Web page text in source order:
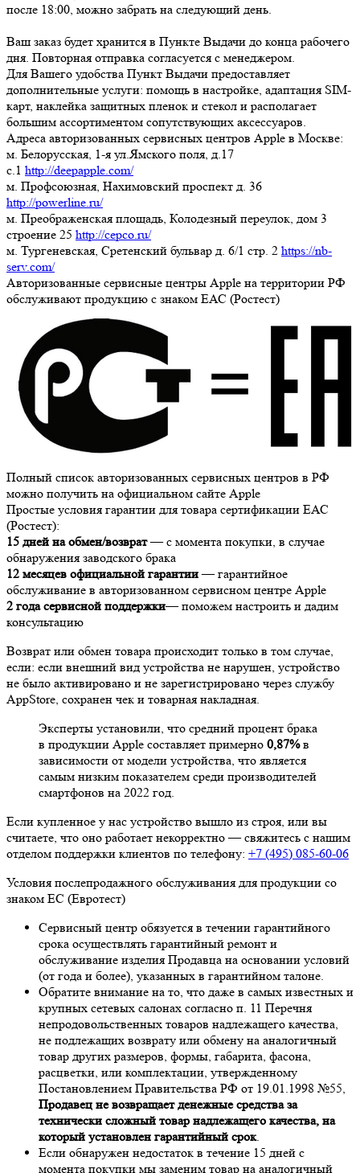
после 18:00, можно забрать на следующий день.
Ваш заказ будет хранится в Пункте Выдачи до конца рабочего
дня. Повторная отправка согласуется с менеджером.
Для Вашего удобства Пункт Выдачи предоставляет
дополнительные услуги: помощь в настройке, адаптация SIM-
карт, наклейка защитных пленок и стекол и располагает
большим ассортиментом сопутствующих аксессуаров.
Адреса авторизованных сервисных центров Apple в Москве:
м. Белорусская, 1-я ул.Ямского поля, д.17
c.1 http://deepapple.com/
м. Профсоюзная, Нахимовский проспект д. 36
http://powerline.ru/
м. Преображенская площадь, Колодезный переулок, дом 3
строение 25 http://cepco.ru/
м. Тургеневская, Сретенский бульвар д. 6/1 стр. 2 https://nb-
serv.com/
Авторизованные сервисные центры Apple на территории РФ
обслуживают продукцию с знаком ЕАС (Ростест)
Полный список авторизованных сервисных центров в РФ
можно получить на официальном сайте Apple
Простые условия гарантии для товара сертификации ЕАС
(Ростест):
15 дней на обмен/возврат— с момента покупки, в случае
обнаружения заводского брака
12 месяцев официальной гарантии— гарантийное
обслуживание в авторизованном сервисном центре Apple
2 года сервисной поддержки— поможем настроить и дадим
консультацию
Возврат или обмен товара происходит только в том случае,
если: если внешний вид устройства не нарушен, устройство
не было активировано и не зарегистрировано через службу
AppStore, сохранен чек и товарная накладная.
Эксперты установили, что средний процент брака
в продукции Apple составляет примерно 0,87%в
зависимости от модели устройства, что является
самым низким показателем среди производителей
смартфонов на 2022 год.
Если купленное у нас устройство вышло из строя, или вы
считаете, что оно работает некорректно — свяжитесь с нашим
отделом поддержки клиентов по телефону: +7 (495) 085-60-06
Условия послепродажного обслуживания для продукции со
знаком ЕС (Евротест)
Сервисный центр обязуется в течении гарантийного
срока осуществлять гарантийный ремонт и
обслуживание изделия Продавца на основании условий
(от года и более), указанных в гарантийном талоне.
Обратите внимание на то, что даже в самых известных и
крупных сетевых салонах согласно п. 11 Перечня
непродовольственных товаров надлежащего качества,
не подлежащих возврату или обмену на аналогичный
товар других размеров, формы, габарита, фасона,
расцветки, или комплектации, утвержденному
Постановлением Правительства РФ от 19.01.1998 №55,
Продавец не возвращает денежные средства за
технически сложный товар надлежащего качества, на
который установлен гарантийный срок.
Если обнаружен недостаток в течение 15 дней с
момента покупки мы заменим товар на аналогичный